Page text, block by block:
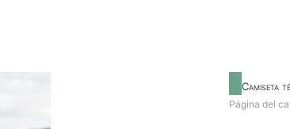
Camiseta
Página del